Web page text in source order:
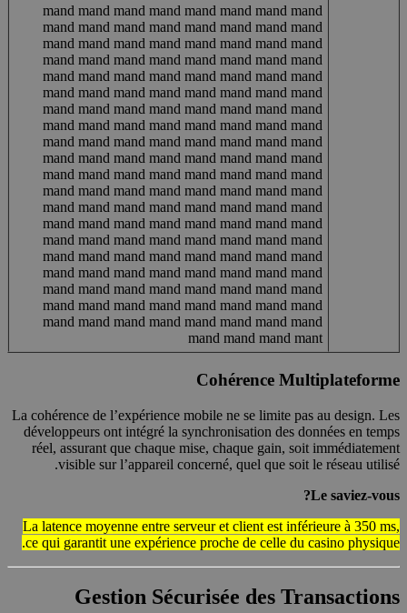
mand mand mand mand mand mand mand mand
mand mand mand mand mand mand mand mand
mand mand mand mand mand mand mand mand
mand mand mand mand mand mand mand mand
mand mand mand mand mand mand mand mand
mand mand mand mand mand mand mand mand
mand mand mand mand mand mand mand mand
mand mand mand mand mand mand mand mand
mand mand mand mand mand mand mand mand
mand mand mand mand mand mand mand mand
mand mand mand mand mand mand mand mand
mand mand mand mand mand mand mand mand
mand mand mand mand mand mand mand mand
mand mand mand mand mand mand mand mand
mand mand mand mand mand mand mand mand
mand mand mand mand mand mand mand mand
mand mand mand mand mand mand mand mand
mand mand mand mand mand mand mand mand
mand mand mand mand mand mand mand mand
mand mand mand mand mand mand mand mand
mand mand mand mant
Cohérence Multiplateforme
La cohérence de l’expérience mobile ne se limite pas au design. Les
développeurs ont intégré la synchronisation des données en temps
réel, assurant que chaque mise, chaque gain, soit immédiatement
visible sur l’appareil concerné, quel que soit le réseau utilisé.
Le saviez-vous?
La latence moyenne entre serveur et client est inférieure à 350 ms,
ce qui garantit une expérience proche de celle du casino physique.
Gestion Sécurisée des Transactions